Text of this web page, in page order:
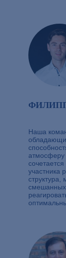
Наша
атмосферу
участника
структура,
смешанных